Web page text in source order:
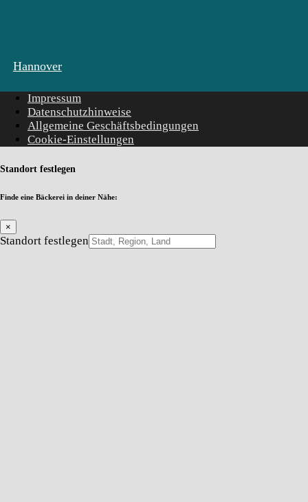
Hannover
Impressum
Datenschutzhinweise
Allgemeine Geschäftsbedingungen
Cookie-Einstellungen
Standort festlegen
Finde eine Bäckerei in deiner Nähe:
×
Standort festlegen